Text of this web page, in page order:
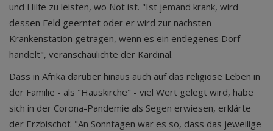
und Hilfe zu leisten, wo Not ist. "Ist jemand krank, wird
dessen Feld geerntet oder er wird zur nächsten
Krankenstation getragen, wenn es ein entlegenes Dorf
handelt", veranschaulichte der Kardinal.
Dass in Afrika darüber hinaus auch auf das religiöse Leben in
der Familie - als "Hauskirche" - viel Wert gelegt wird, habe
sich in der Corona-Pandemie als Segen erwiesen, erklärte
der Erzbischof. "An Sonntagen war es so, dass das jeweilige